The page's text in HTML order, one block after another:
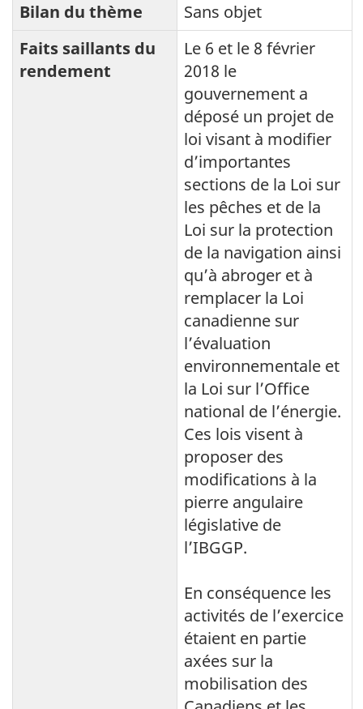
Bilan du thème
Sans objet
Faits saillants du
rendement
Le 6 et le 8 février
2018 le
gouvernement a
déposé un projet de
loi visant à modifier
d’importantes
sections de la Loi sur
les pêches et de la
Loi sur la protection
de la navigation ainsi
qu’à abroger et à
remplacer la Loi
canadienne sur
l’évaluation
environnementale et
la Loi sur l’Office
national de l’énergie.
Ces lois visent à
proposer des
modifications à la
pierre angulaire
législative de
l’IBGGP.
En conséquence les
activités de l’exercice
étaient en partie
axées sur la
mobilisation des